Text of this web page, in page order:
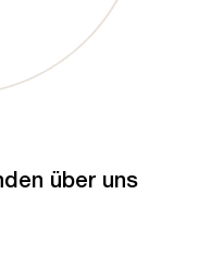
über uns